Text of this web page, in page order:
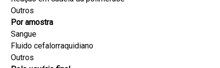
Outros
Por amostra
Sangue
Fluido cefalorraquidiano
Outros